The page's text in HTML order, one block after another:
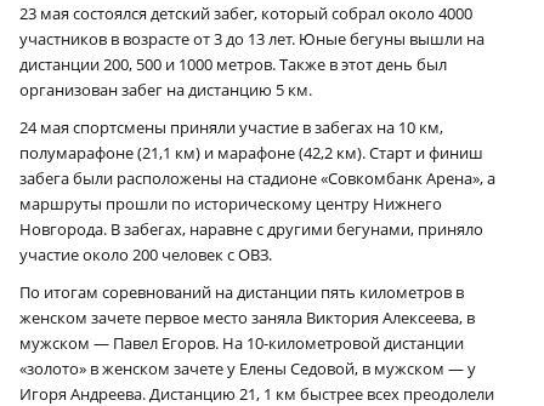
23 мая состоялся детский забег, который собрал около 4000
участников в возрасте от 3 до 13 лет. Юные бегуны вышли на
дистанции 200, 500 и 1000 метров. Также в этот день был
организован забег на дистанцию 5 км.
24 мая спортсмены приняли участие в забегах на 10 км,
полумарафоне (21,1 км) и марафоне (42,2 км). Старт и финиш
забега были расположены на стадионе «Совкомбанк Арена», а
маршруты прошли по историческому центру Нижнего
Новгорода. В забегах, наравне с другими бегунами, приняло
участие около 200 человек с ОВЗ.
По итогам соревнований на дистанции пять километров в
женском зачете первое место заняла Виктория Алексеева, в
мужском — Павел Егоров. На 10-километровой дистанции
«золото» в женском зачете у Елены Седовой, в мужском — у
Игоря Андреева. Дистанцию 21, 1 км быстрее всех преодолели